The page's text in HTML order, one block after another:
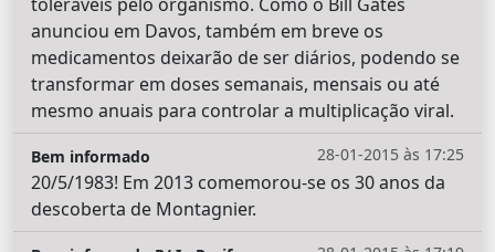
anunciou em Davos, também em breve os
medicamentos deixarão de ser diários, podendo se
transformar em doses semanais, mensais ou até
mesmo anuais para controlar a multiplicação viral.
28-01-2015 às 17:25
Bem informado
20/5/1983! Em 2013 comemorou-se os 30 anos da
descoberta de Montagnier.